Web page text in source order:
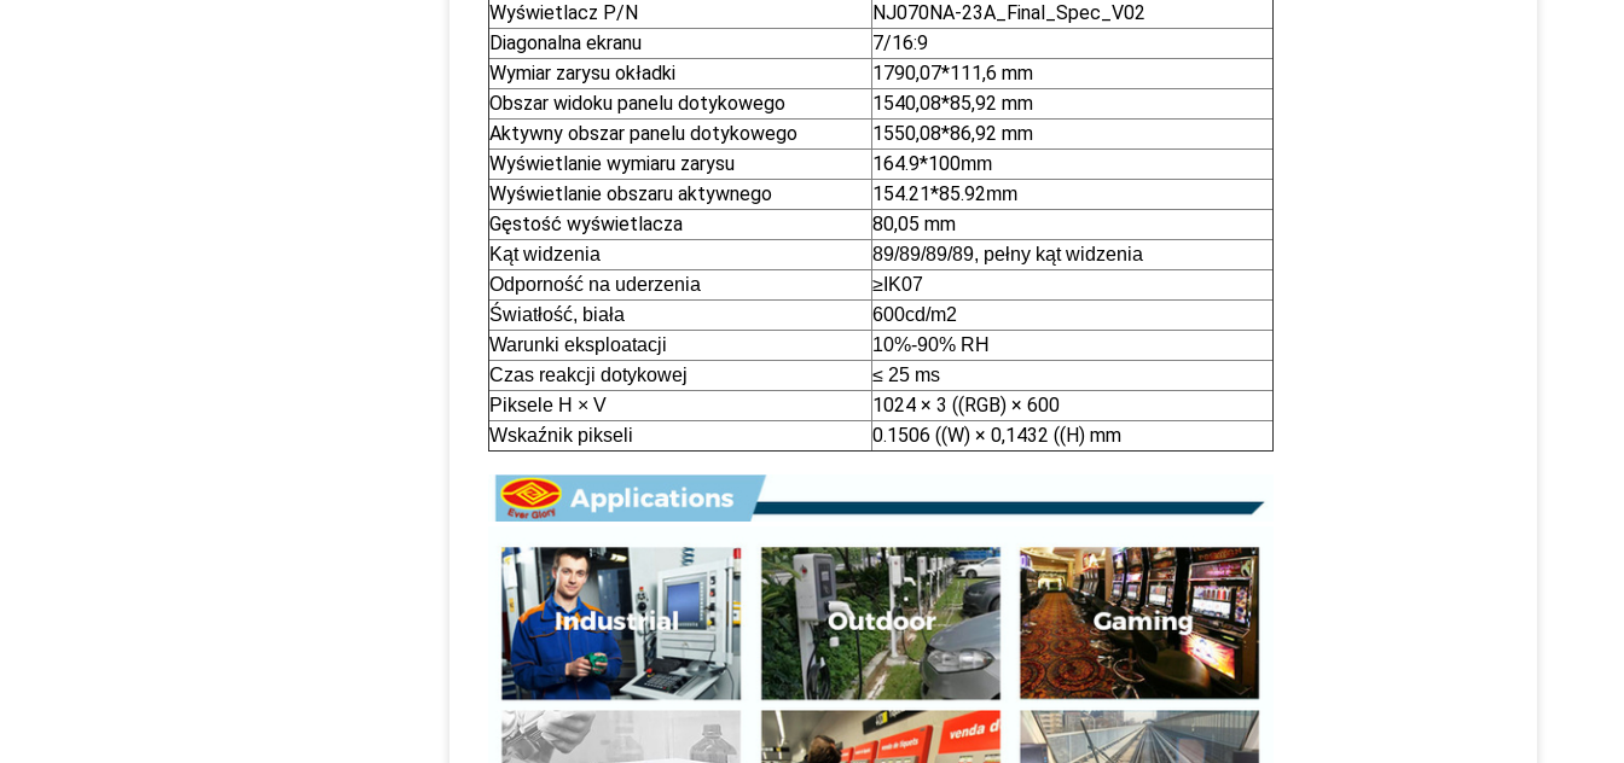
Wyświetlacz P/N
NJ070NA-23A_Final_Spec_V02
Diagonalna ekranu
7/16:9
Wymiar zarysu okładki
1790,07*111,6 mm
Obszar widoku panelu dotykowego
1540,08*85,92 mm
Aktywny obszar panelu dotykowego
1550,08*86,92 mm
Wyświetlanie wymiaru zarysu
164.9*100mm
Wyświetlanie obszaru aktywnego 154.21*85.92mm
Gęstość wyświetlacza 80,05 mm
Kąt widzenia
89/89/89/89, pełny kąt widzenia
Odporność na uderzenia
≥IK07
Światłość, biała
600cd/m2
Warunki eksploatacji
10%-90% RH
Czas reakcji dotykowej
≤ 25 ms
Piksele H × V
1024 × 3 ((RGB) × 600
Wskaźnik pikseli 0.1506 ((W) × 0,1432 ((H) mm